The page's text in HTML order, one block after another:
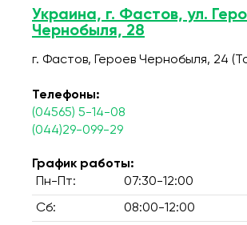
Украина, г. Фастов, ул.
Чернобыля, 28
г. Фастов, Героев Чернобыля, 24
Телефоны:
(04565) 5-14-08
(044)29-099-29
График работы:
Пн-Пт:
07:30-12:00
Сб: 08:00-12:00